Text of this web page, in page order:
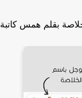
بقلم همس كاتبة